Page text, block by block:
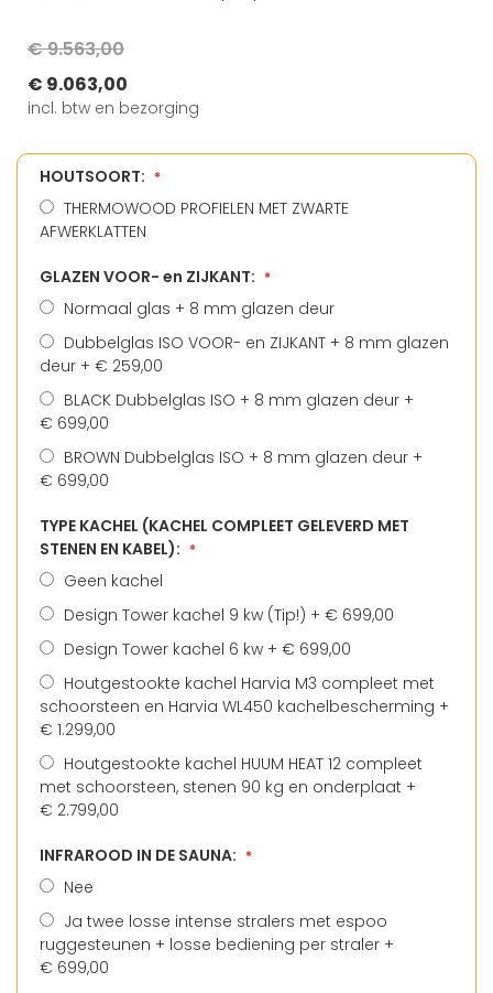
€ 9.563,00
Special
€ 9.063,00
incl. btw en bezorging
HOUTSOORT:
THERMOWOOD PROFIELEN MET ZWARTE
AFWERKLATTEN
GLAZEN VOOR- en ZIJKANT:
Normaal glas + 8 mm glazen deur
Dubbelglas ISO VOOR- en ZIJKANT + 8 mm glazen
deur + € 259,00
BLACK Dubbelglas ISO + 8 mm glazen deur +
€ 699,00
BROWN Dubbelglas ISO + 8 mm glazen deur +
€ 699,00
TYPE KACHEL (KACHEL COMPLEET GELEVERD MET
STENEN EN KABEL):
Geen kachel
Design Tower kachel 9 kw (Tip!) + € 699,00
Design Tower kachel 6 kw + € 699,00
Houtgestookte kachel Harvia M3 compleet met
schoorsteen en Harvia WL450 kachelbescherming +
€ 1.299,00
Houtgestookte kachel HUUM HEAT 12 compleet
met schoorsteen, stenen 90 kg en onderplaat +
€ 2.799,00
INFRAROOD IN DE SAUNA:
Nee
Ja twee losse intense stralers met espoo
ruggesteunen + losse bediening per straler +
€ 699,00